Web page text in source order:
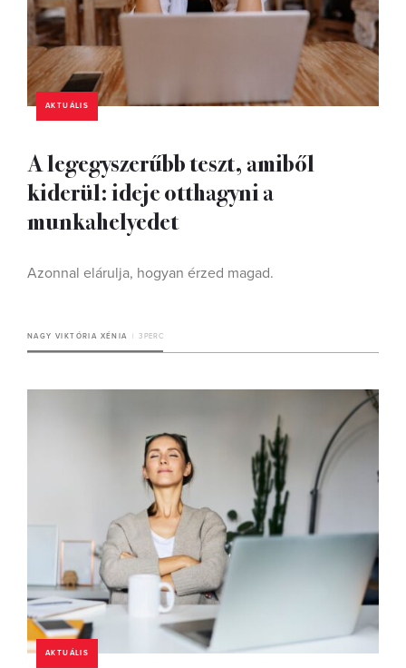
AKTUÁLIS
A legegyszerűbb teszt, amiből
kiderül: ideje otthagyni a
munkahelyedet
Azonnal elárulja, hogyan érzed magad.
NAGY VIKTÓRIA XÉNIA 3 PERC
AKTUÁLIS